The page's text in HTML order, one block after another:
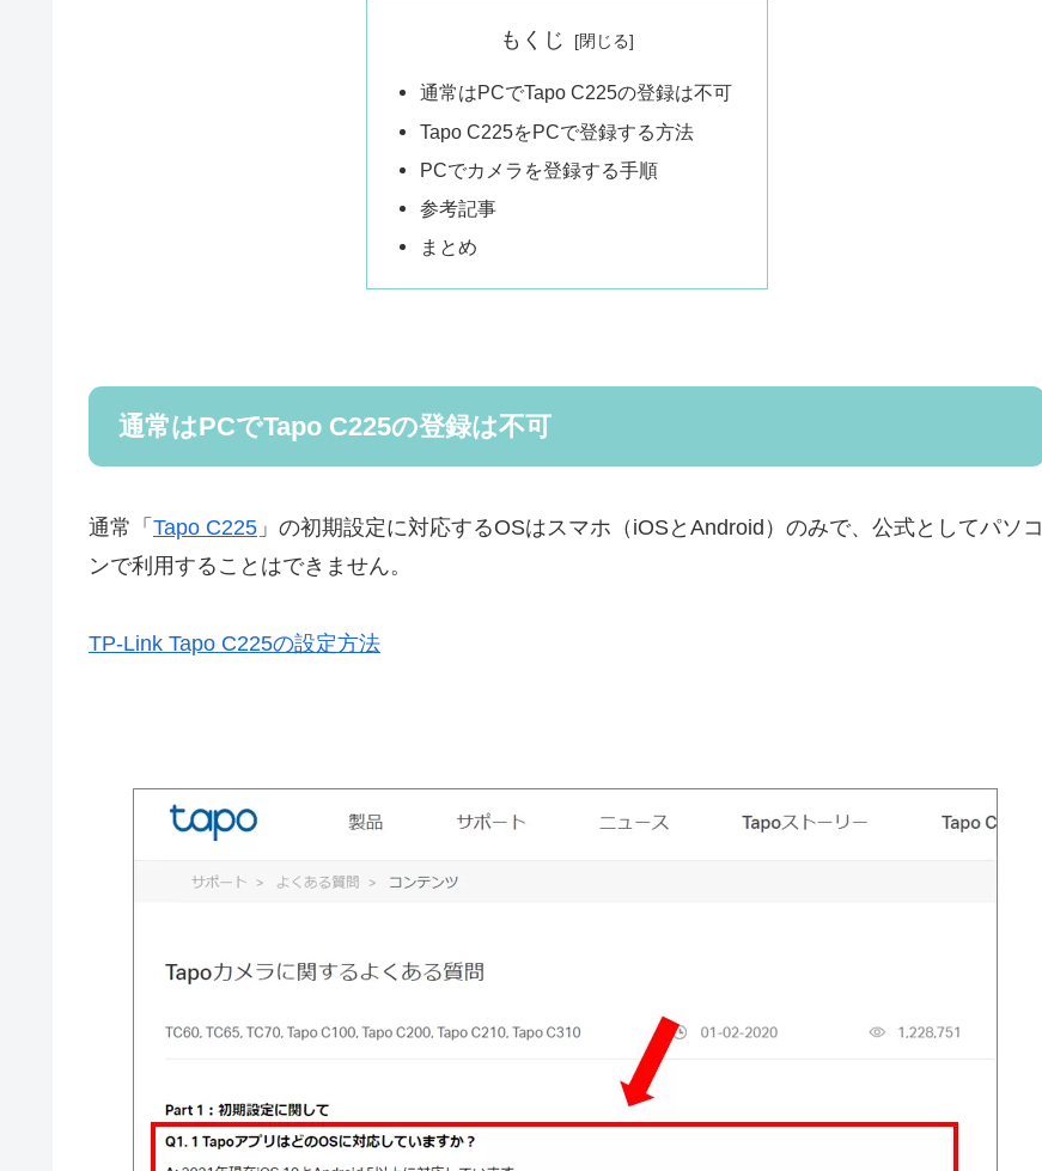
もくじ
通常はPCでTapo C225の登録は不可
Tapo C225をPCで登録する方法
PCでカメラを登録する手順
参考記事
まとめ
通常はPCでTapo C225の登録は不可
通常「 Tapo C225 」の初期設定に対応するOSはスマホ（iOSとAndroid）のみで、公式としてパソコ
ンで利用することはできません。
TP-Link Tapo C225の設定方法